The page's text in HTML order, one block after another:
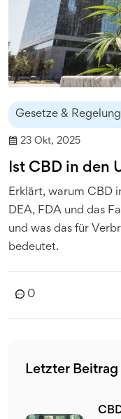
Gesetze &
23 Okt, 2025
Ist CBD in den
Erklärt, warum CBD
DEA, FDA und das
und was das für
bedeutet.
0
Letzter Beitrag